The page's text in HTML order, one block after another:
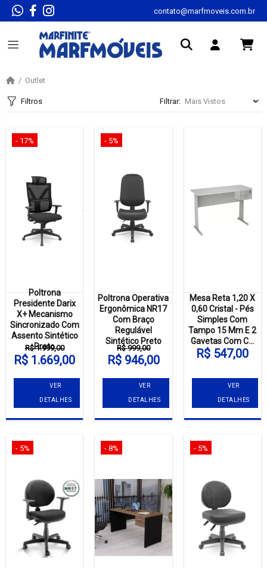
contato@marfmoveis.com.br
Outlet
Filtros Filtrar:
- 17%
Poltrona
Presidente Darix
X+ Mecanismo
Sincronizado Com
Assento Sintético
Preto
R$ 1.999,00
R$ 1.669,00
VER
DETALHES
- 5%
Poltrona Operativa
Ergonômica NR17
Com Braço
Regulável
Sintético Preto
R$ 999,00
R$ 946,00
VER
DETALHES
Mesa Reta 1,20 X
0,60 Cristal - Pés
Simples Com
Tampo 15 Mm E 2
Gavetas Com C...
R$ 547,00
VER
DETALHES
- 5% - 8% - 5%